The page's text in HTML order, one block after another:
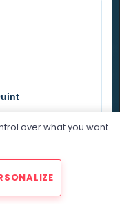
sport et le plein air.
over what you want